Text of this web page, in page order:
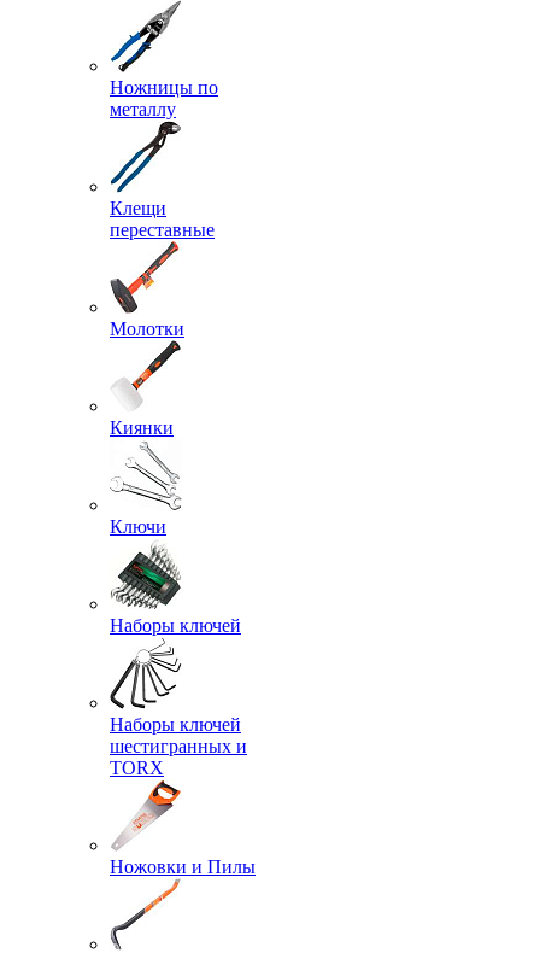
Ножницы по
металлу
Клещи
переставные
Молотки
Киянки
Ключи
Наборы ключей
Наборы ключей
шестигранных и
TORX
Ножовки и Пилы